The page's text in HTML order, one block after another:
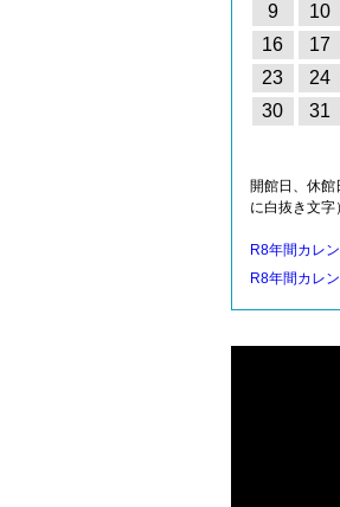
9
10
16
17
23
24
30
31
開館日、休
に白抜き文字
R8年間カレ
R8年間カレ